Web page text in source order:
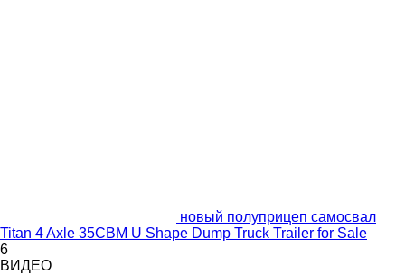
новый полуприцеп самосвал
Titan 4 Axle 35CBM U Shape Dump Truck Trailer for Sale
6
ВИДЕО